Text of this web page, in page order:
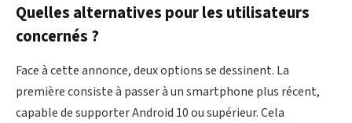
Quelles alternatives pour les utilisateurs
concernés ?
Face à cette annonce, deux options se dessinent. La
première consiste à passer à un smartphone plus récent,
capable de supporter Android 10 ou supérieur. Cela